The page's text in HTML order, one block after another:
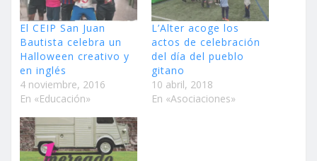
El CEIP San Juan
Bautista celebra un
Halloween creativo y
en inglés
4 noviembre, 2016
En «Educación»
L’Alter acoge los
actos de celebración
del día del pueblo
gitano
10 abril, 2018
En «Asociaciones»